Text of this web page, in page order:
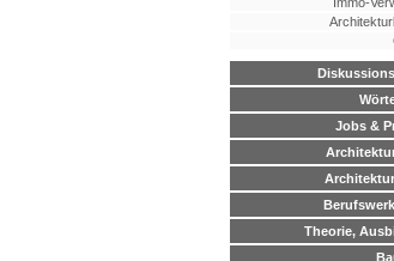
Jobs &
Theorie,